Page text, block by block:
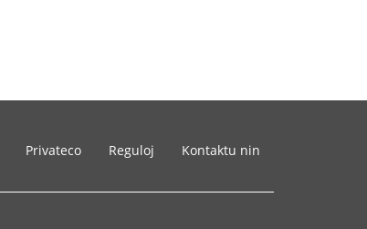
Privateco Reguloj Kontaktu nin